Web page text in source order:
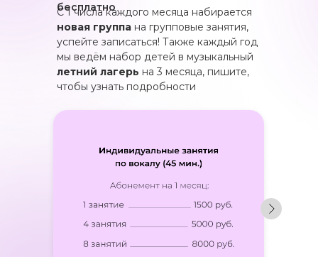
бесплатно
С 1 числа каждого месяца набирается
новая группа на групповые занятия,
успейте записаться! Также каждый год
мы ведём набор детей в музыкальный
летний лагерь на 3 месяца, пишите,
чтобы узнать подробности